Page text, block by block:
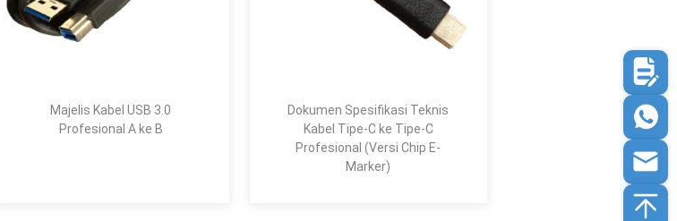
Majelis Kabel USB 3.0
Profesional A ke B
Dokumen Spesifikasi Teknis
Kabel Tipe-C ke Tipe-C
Profesional (Versi Chip E-
Marker)